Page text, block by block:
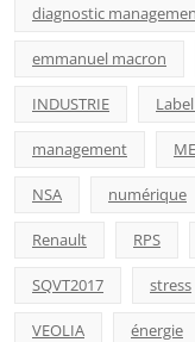
diagnostic
emmanuel macron
INDUSTRIE
management
NSA numérique
Renault RPS
SQVT2017 stress
VEOLIA énergie